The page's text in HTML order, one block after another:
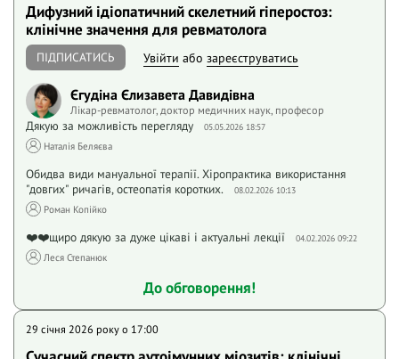
Дифузний ідіопатичний скелетний гіперостоз:
клінічне значення для ревматолога
ПІДПИСАТИСЬ Увійти або зареєструватись
Єгудіна Єлизавета Давидівна
Лікар-ревматолог, доктор медичних наук, професор
Дякую за можливість перегляду 05.05.2026 18:57
Наталія Беляєва
Обидва види мануальної терапії. Хіропрактика використання
"довгих" ричагів, остеопатія коротких.
08.02.2026 10:13
Роман Копійко
❤️❤️щиро дякую за дуже цікаві і актуальні лекції 04.02.2026 09:22
Леся Степанюк
До обговорення!
29 січня 2026 року o 17:00